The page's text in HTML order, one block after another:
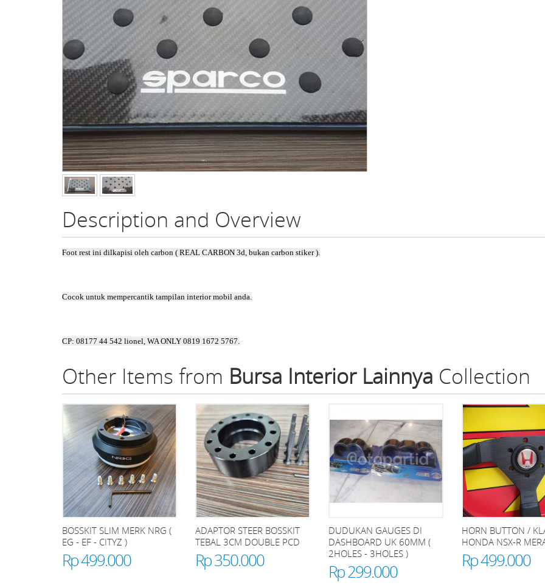
Description and Overview
Foot rest ini dilkapisi oleh carbon ( REAL CARBON 3d, bukan carbon stiker ).
Cocok untuk mempercantik tampilan interior mobil anda.
CP: 08177 44 542 lionel, WA ONLY 0819 1672 5767.
Other Items from Bursa Interior Lainnya Collection
BOSSKIT SLIM MERK NRG (
EG - EF - CITYZ )
Rp 499.000
ADAPTOR STEER BOSSKIT
TEBAL 3CM DOUBLE PCD
Rp 350.000
DUDUKAN GAUGES DI
DASHBOARD UK 60MM (
2HOLES - 3HOLES )
Rp 299.000
HORN BUTTON /
HONDA NSX-R
Rp 499.000